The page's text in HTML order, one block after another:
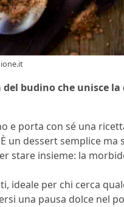
budino che unisce la
e porta con sé una
un dessert semplice
stare insieme: la
ideale per chi cerca
una pausa dolce nel